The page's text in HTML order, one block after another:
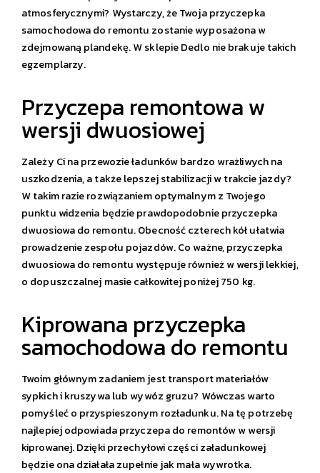
atmosferycznymi? Wystarczy, że Twoja przyczepka
samochodowa do remontu zostanie wyposażona w
zdejmowaną plandekę. W sklepie Dedlo nie brakuje takich
egzemplarzy.
Przyczepa remontowa w
wersji dwuosiowej
Zależy Ci na przewozie ładunków bardzo wrażliwych na
uszkodzenia, a także lepszej stabilizacji w trakcie jazdy?
W takim razie rozwiązaniem optymalnym z Twojego
punktu widzenia będzie prawdopodobnie przyczepka
dwuosiowa do remontu. Obecność czterech kół ułatwia
prowadzenie zespołu pojazdów. Co ważne, przyczepka
dwuosiowa do remontu występuje również w wersji lekkiej,
o dopuszczalnej masie całkowitej poniżej 750 kg.
Kiprowana przyczepka
samochodowa do remontu
Twoim głównym zadaniem jest transport materiałów
sypkich i kruszywa lub wywóz gruzu? Wówczas warto
pomyśleć o przyspieszonym rozładunku. Na tę potrzebę
najlepiej odpowiada przyczepa do remontów w wersji
kiprowanej. Dzięki przechyłowi części załadunkowej
będzie ona działała zupełnie jak mała wywrotka.